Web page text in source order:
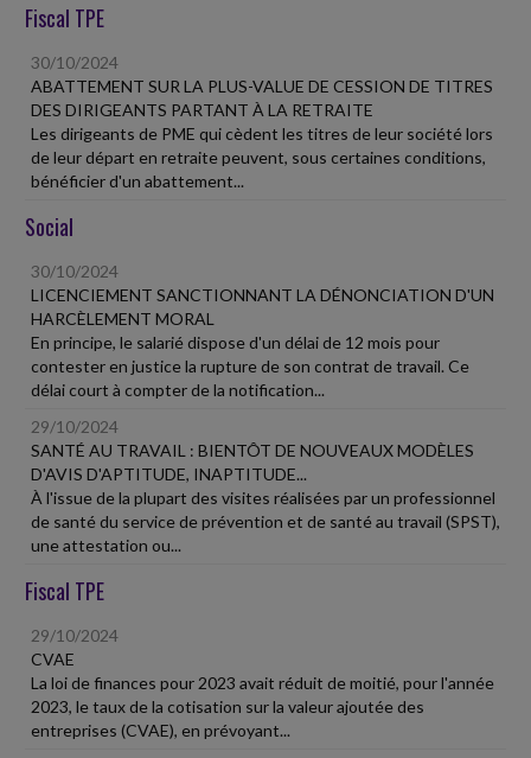
Fiscal TPE
30/10/2024
ABATTEMENT SUR LA PLUS-VALUE DE CESSION DE TITRES
DES DIRIGEANTS PARTANT À LA RETRAITE
Les dirigeants de PME qui cèdent les titres de leur société lors
de leur départ en retraite peuvent, sous certaines conditions,
bénéficier d'un abattement...
Social
30/10/2024
LICENCIEMENT SANCTIONNANT LA DÉNONCIATION D'UN
HARCÈLEMENT MORAL
En principe, le salarié dispose d'un délai de 12 mois pour
contester en justice la rupture de son contrat de travail. Ce
délai court à compter de la notification...
29/10/2024
SANTÉ AU TRAVAIL : BIENTÔT DE NOUVEAUX MODÈLES
D'AVIS D'APTITUDE, INAPTITUDE...
À l'issue de la plupart des visites réalisées par un professionnel
de santé du service de prévention et de santé au travail (SPST),
une attestation ou...
Fiscal TPE
29/10/2024
CVAE
La loi de finances pour 2023 avait réduit de moitié, pour l'année
2023, le taux de la cotisation sur la valeur ajoutée des
entreprises (CVAE), en prévoyant...